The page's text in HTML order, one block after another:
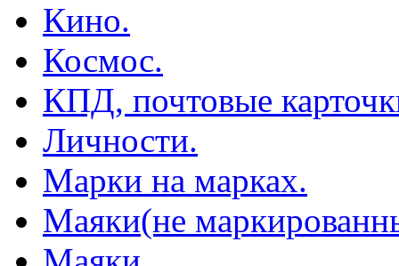
Кино.
Космос.
КПД, почтовые
Личности.
Марки на марках.
Маяки(не